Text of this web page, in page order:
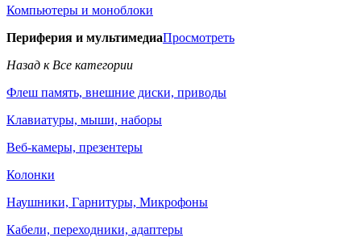
Компьютеры и моноблоки
Периферия и мультимедиаПросмотреть
Назад к Все категории
Флеш память, внешние диски, приводы
Клавиатуры, мыши, наборы
Веб-камеры, презентеры
Колонки
Наушники, Гарнитуры, Микрофоны
Кабели, переходники, адаптеры